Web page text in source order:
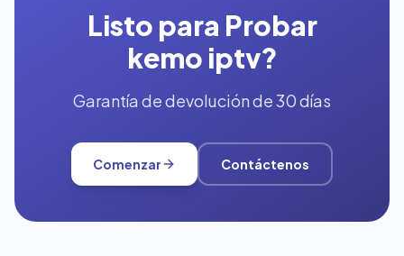
Listo para Probar
kemo iptv?
Garantía de devolución de 30 días
Comenzar Contáctenos